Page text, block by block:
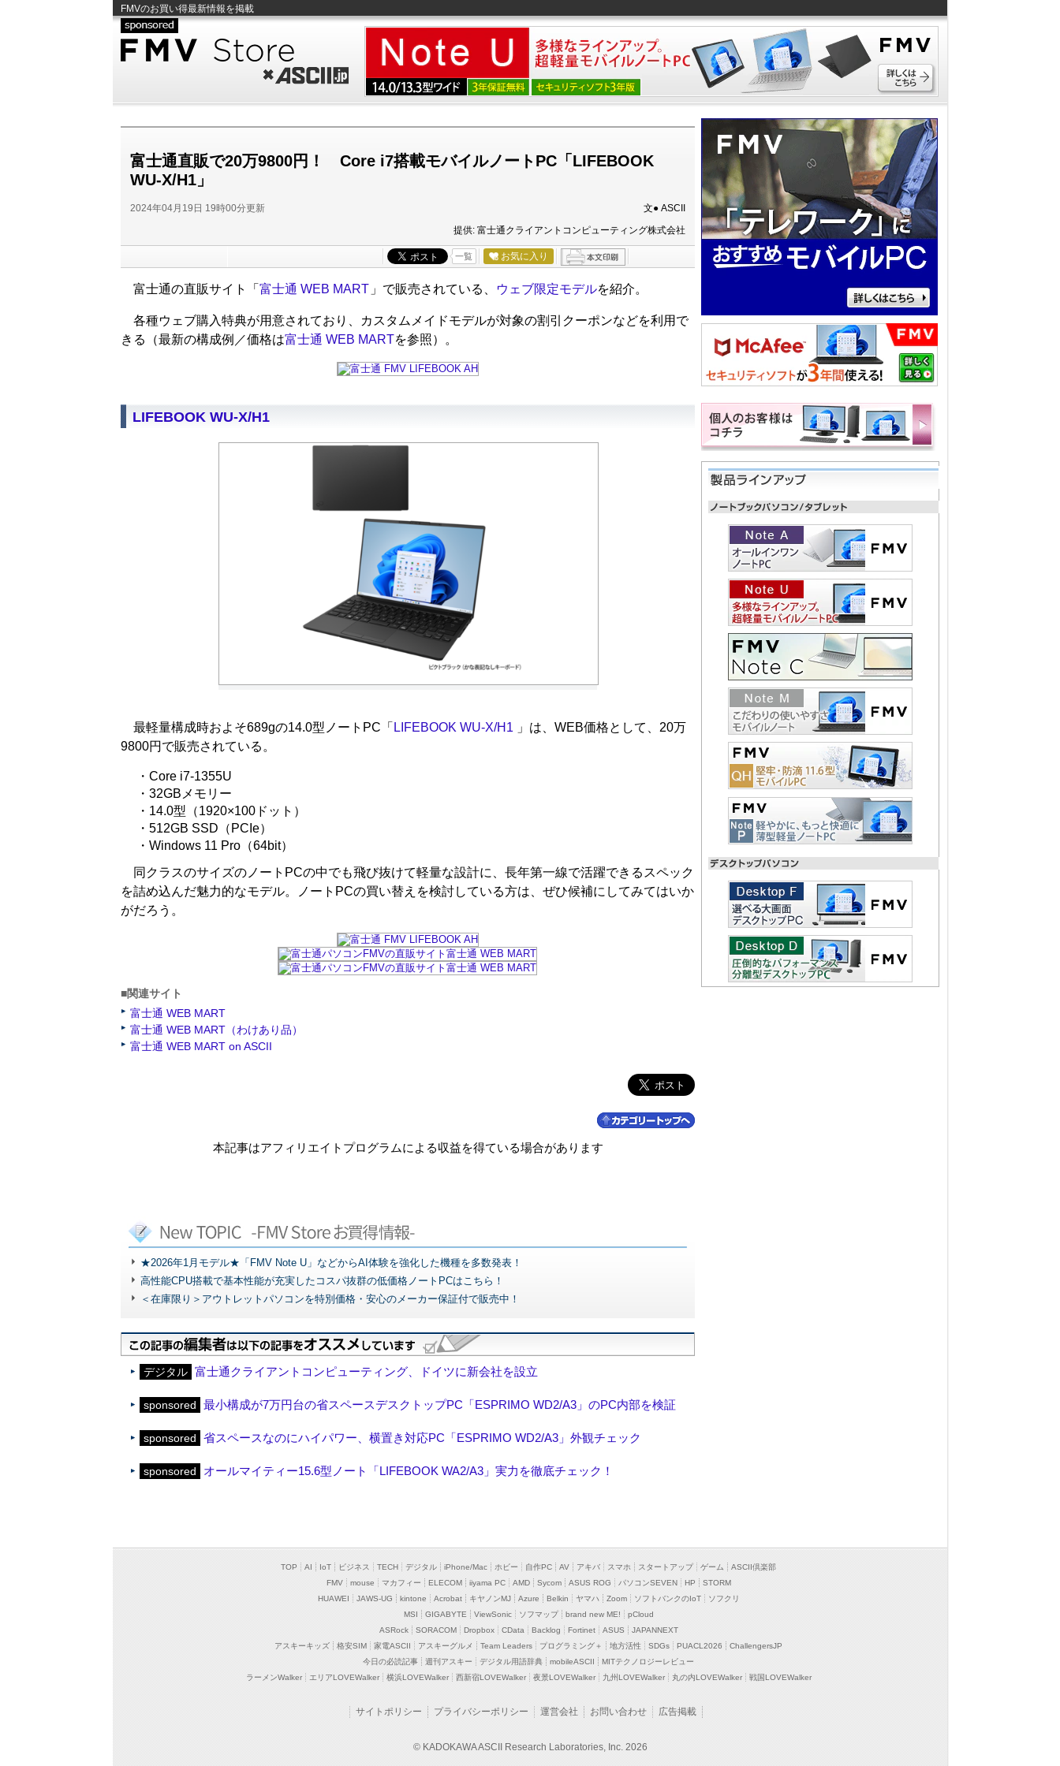
FMVのお買い得最新情報を掲載
富士通直販で20万9800円！ Core i7搭載モバイルノートPC「LIFEBOOK
WU-X/H1」
2024年04月19日 19時00分更新
文● ASCII
提供: 富士通クライアントコンピューティング株式会社
一覧 お気に入り
富士通の直販サイト「 富士通 WEB MART 」で販売されている、 ウェブ限定モデルを紹介。
各種ウェブ購入特典が用意されており、カスタムメイドモデルが対象の割引クーポンなどを利用で
きる（最新の構成例／価格は富士通 WEB MARTを参照）。
LIFEBOOK WU-X/H1
最軽量構成時およそ689gの14.0型ノートPC「 LIFEBOOK WU-X/H1 」は、WEB価格として、20万
9800円で販売されている。
・Core i7-1355U
・32GBメモリー
・14.0型（1920×100ドット）
・512GB SSD（PCIe）
・Windows 11 Pro（64bit）
同クラスのサイズのノートPCの中でも飛び抜けて軽量な設計に、長年第一線で活躍できるスペック
を詰め込んだ魅力的なモデル。ノートPCの買い替えを検討している方は、ぜひ候補にしてみてはいか
がだろう。
■関連サイト
富士通 WEB MART
富士通 WEB MART（わけあり品）
富士通 WEB MART on ASCII
本記事はアフィリエイトプログラムによる収益を得ている場合があります
★2026年1月モデル★「FMV Note U」などからAI体験を強化した機種を多数発表！
高性能CPU搭載で基本性能が充実したコスパ抜群の低価格ノートPCはこちら！
＜在庫限り＞アウトレットパソコンを特別価格・安心のメーカー保証付で販売中！
デジタル 富士通クライアントコンピューティング、ドイツに新会社を設立
sponsored 最小構成が7万円台の省スペースデスクトップPC「ESPRIMO WD2/A3」のPC内部を検証
sponsored 省スペースなのにハイパワー、横置き対応PC「ESPRIMO WD2/A3」外観チェック
sponsored オールマイティー15.6型ノート「LIFEBOOK WA2/A3」実力を徹底チェック！
TOP AI IoT ビジネス TECH デジタル iPhone/Mac ホビー 自作PC AV アキバ スマホ スタートアップ ゲーム
ASCII倶楽部
FMV
mouse マカフィー ELECOM iiyama PC AMD Sycom ASUS ROG パソコンSEVEN HP
STORM
HUAWEI
JAWS-UG kintone Acrobat キヤノンMJ Azure Belkin ヤマハ Zoom ソフトバンクのIoT
ソフクリ
MSI
GIGABYTE ViewSonic ソフマップ brand new ME!
pCloud
ASRock
SORACOM Dropbox CData Backlog Fortinet ASUS
JAPANNEXT
アスキーキッズ
格安SIM 家電ASCII アスキーグルメ Team Leaders プログラミング＋ 地方活性 SDGs PUACL2026
ChallengersJP
今日の必読記事
週刊アスキー デジタル用語辞典 mobileASCII
MITテクノロジーレビュー
ラーメンWalker
エリアLOVEWalker 横浜LOVEWalker 西新宿LOVEWalker 夜景LOVEWalker 九州LOVEWalker 丸の内LOVEWalker 戦国LOVEWalker
サイトポリシー プライバシーポリシー 運営会社 お問い合わせ 広告掲載
© KADOKAWA ASCII Research Laboratories, Inc. 2026